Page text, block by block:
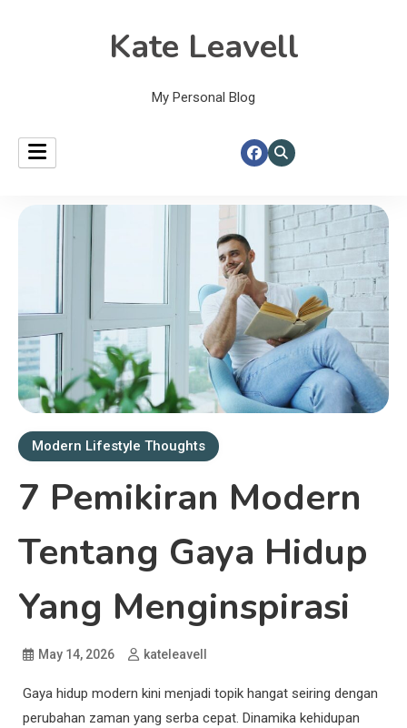
Kate Leavell
My Personal Blog
Modern Lifestyle Thoughts
7 Pemikiran Modern
Tentang Gaya Hidup
Yang Menginspirasi
May 14, 2026 kateleavell
Gaya hidup modern kini menjadi topik hangat seiring dengan
perubahan zaman yang serba cepat. Dinamika kehidupan